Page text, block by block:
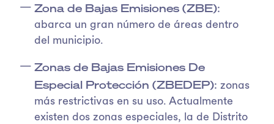
Zona de Bajas Emisiones (ZBE):
abarca un gran número de áreas dentro
del municipio.
Zonas de Bajas Emisiones De
Especial Protección (ZBEDEP): zonas
más restrictivas en su uso. Actualmente
existen dos zonas especiales, la de Distrito